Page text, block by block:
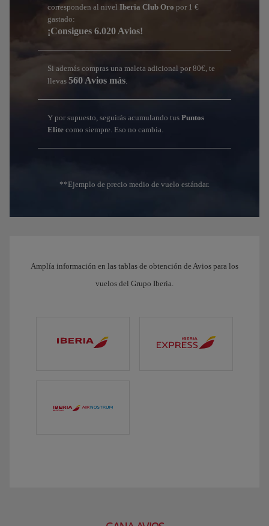
corresponden al nivelIberia Club Oro por 1 €
gastado:
¡Consigues 6.020 Avios!
Si además compras una maleta adicional por 80€, te
llevas560 Avios más.
Y por supuesto, seguirás acumulando tusPuntos
Elite como siempre. Eso no cambia.
**Ejemplo de precio medio de vuelo estándar.
Amplía información en las tablas de obtención de Avios para los
vuelos del Grupo Iberia.